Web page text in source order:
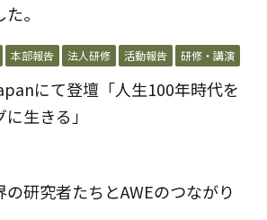
。
本部報告 法人研修 活動報告 研修・講演
にて登壇「⼈⽣100年時代を
⽣きる」
研究者たちとAWEのつながり